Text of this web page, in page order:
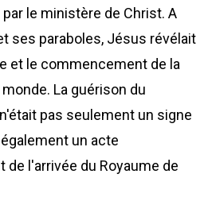
le ministère de Christ. A
ses paraboles, Jésus révélait
et le commencement de la
La guérison du
pas seulement un signe
un acte
l'arrivée du Royaume de